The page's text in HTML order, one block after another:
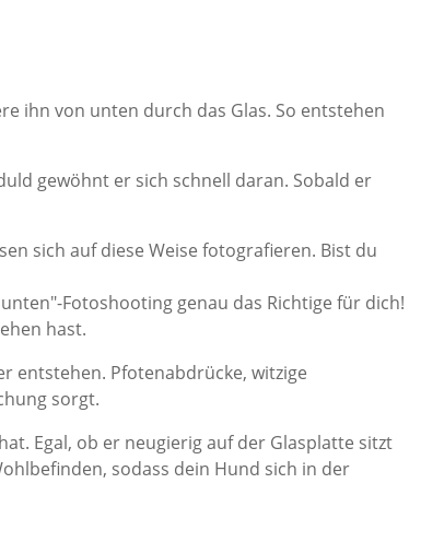
ihn von unten durch das Glas. So entstehen
gewöhnt er sich schnell daran. Sobald er
sich auf diese Weise fotografieren. Bist du
Fotoshooting genau das Richtige für dich!
hast.
entstehen. Pfotenabdrücke, witzige
sorgt.
Egal, ob er neugierig auf der Glasplatte sitzt
sodass dein Hund sich in der